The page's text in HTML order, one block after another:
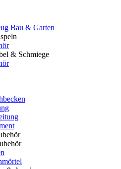
Bau & Garten
& Schmiege